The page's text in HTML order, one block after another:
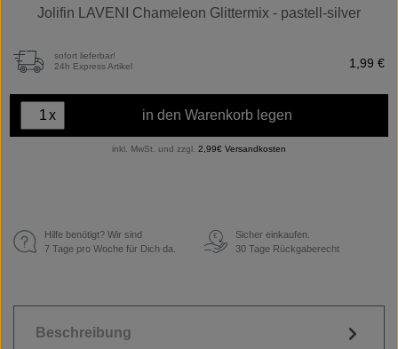
Jolifin LAVENI Chameleon Glittermix - pastell-silver
sofort lieferbar!
24h Express Artikel
1,99 €
x in den Warenkorb legen
inkl. MwSt. und zzgl. 2,99€ Versandkosten
Hilfe benötigt? Wir sind
7 Tage pro Woche für Dich da.
€
Sicher einkaufen.
30 Tage Rückgaberecht
Beschreibung